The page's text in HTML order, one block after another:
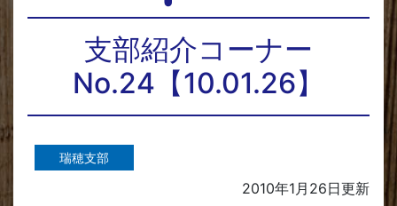
支部紹介コーナー
No.24【10.01.26】
瑞穂支部
2010年1月26日更新